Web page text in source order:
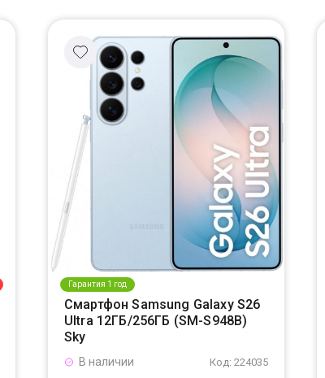
Гарантия 1 год
Смартфон Samsung Galaxy S26
Ultra 12ГБ/256ГБ (SM-S948B)
Sky
Код: 224035
В наличии